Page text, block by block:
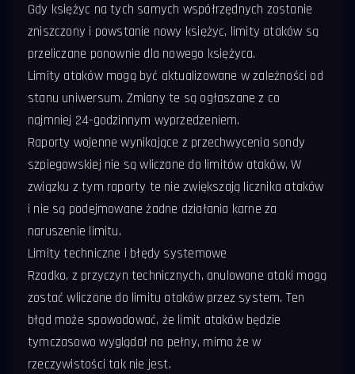
Gdy księżyc na tych samych współrzędnych zostanie
zniszczony i powstanie nowy księżyc, limity ataków są
przeliczane ponownie dla nowego księżyca.
Limity ataków mogą być aktualizowane w zależności od
stanu uniwersum. Zmiany te są ogłaszane z co
najmniej 24-godzinnym wyprzedzeniem.
Raporty wojenne wynikające z przechwycenia sondy
szpiegowskiej nie są wliczane do limitów ataków. W
związku z tym raporty te nie zwiększają licznika ataków
i nie są podejmowane żadne działania karne za
naruszenie limitu.
Limity techniczne i błędy systemowe
Rzadko, z przyczyn technicznych, anulowane ataki mogą
zostać wliczone do limitu ataków przez system. Ten
błąd może spowodować, że limit ataków będzie
tymczasowo wyglądał na pełny, mimo że w
rzeczywistości tak nie jest.